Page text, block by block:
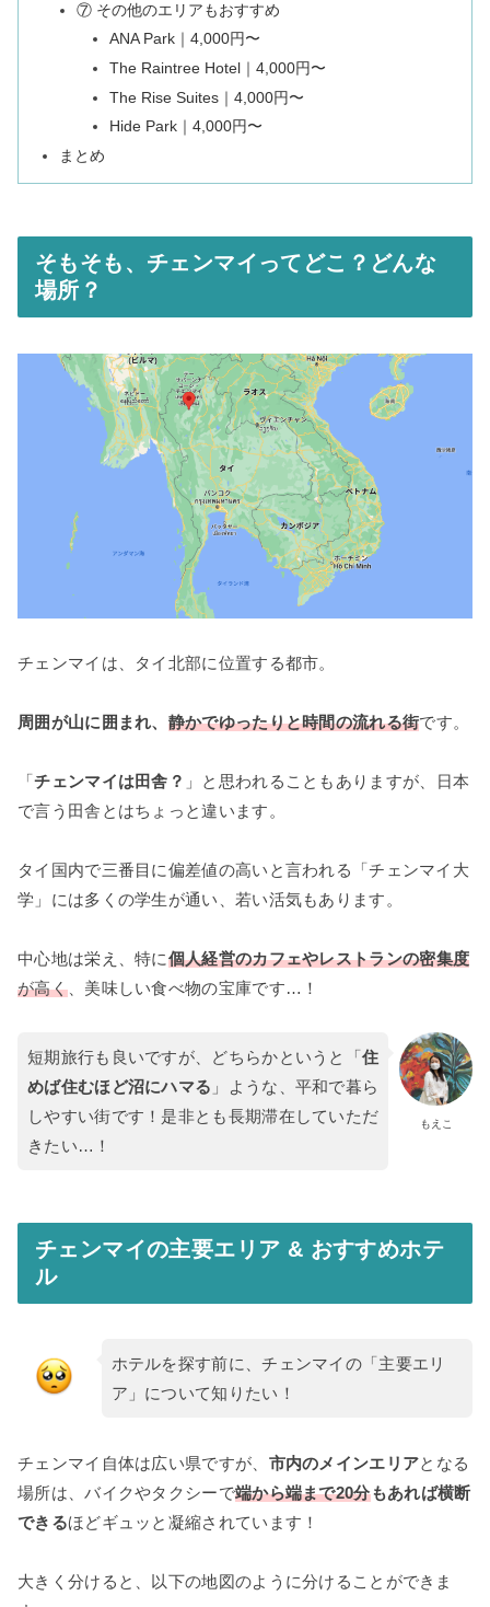
⑦ その他のエリアもおすすめ
ANA Park｜4,000円〜
The Raintree Hotel｜4,000円〜
The Rise Suites｜4,000円〜
Hide Park｜4,000円〜
まとめ
そもそも、チェンマイってどこ？どんな
場所？
チェンマイは、タイ北部に位置する都市。
周囲が山に囲まれ、 静かでゆったりと時間の流れる街です。
「チェンマイは田舎？ 」と思われることもありますが、日本
で言う田舎とはちょっと違います。
タイ国内で三番目に偏差値の高いと言われる「チェンマイ大
学」には多くの学生が通い、若い活気もあります。
中心地は栄え、特に個人経営のカフェやレストランの密集度
が高く、美味しい食べ物の宝庫です…！
もえこ
短期旅行も良いですが、どちらかというと「住
めば住むほど沼にハマる 」ような、平和で暮ら
しやすい街です！是非とも長期滞在していただ
きたい…！
チェンマイの主要エリア & おすすめホテ
ル
ホテルを探す前に、チェンマイの「主要エリ
ア」について知りたい！
チェンマイ自体は広い県ですが、 市内のメインエリアとなる
場所は、バイクやタクシーで端から端まで20分もあれば横断
できるほどギュッと凝縮されています！
大きく分けると、以下の地図のように分けることができま